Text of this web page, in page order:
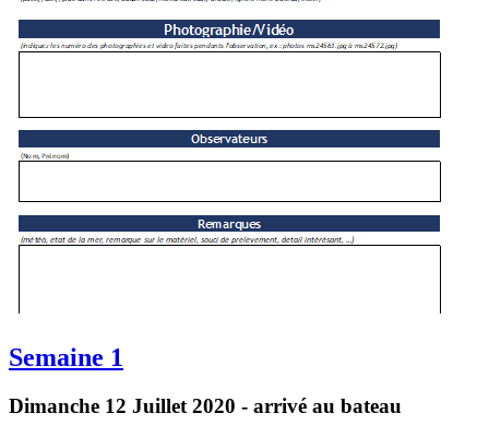
Semaine 1
Dimanche 12 Juillet 2020 - arrivé au bateau